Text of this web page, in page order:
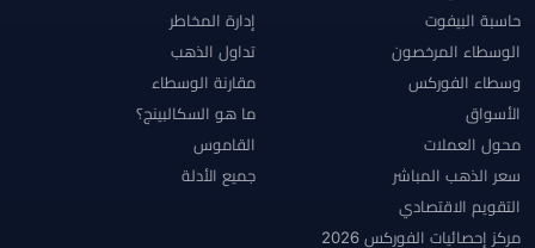
حاسبة البيفوت
الوسطاء المرخصون
وسطاء الفوركس
الأسواق
محول العملات
سعر الذهب المباشر
التقويم الاقتصادي
مركز إحصائيات الفوركس 2026
إدارة المخاطر
تداول الذهب
مقارنة الوسطاء
ما هو السكالبينج؟
القاموس
جميع الأدلة